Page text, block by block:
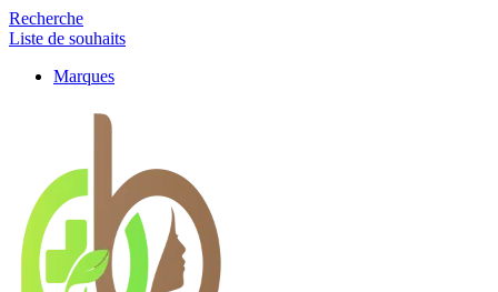
Recherche
Liste de souhaits
Marques